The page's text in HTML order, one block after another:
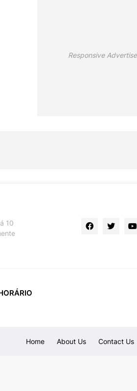
Responsive
10
Home About Us Contact Us